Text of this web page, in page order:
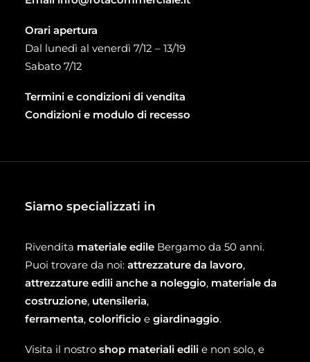
Orari apertura
Dal lunedì al venerdì 7/12 – 13/19
Sabato 7/12
Termini e condizioni di vendita
Condizioni e modulo di recesso
Siamo specializzati in
Rivendita materiale edile Bergamo da 50 anni.
Puoi trovare da noi: attrezzature da lavoro,
attrezzature edili anche a noleggio, materiale da
costruzione, utensileria,
ferramenta, colorificio e giardinaggio.
Visita il nostro shop materiali edili e non solo, e